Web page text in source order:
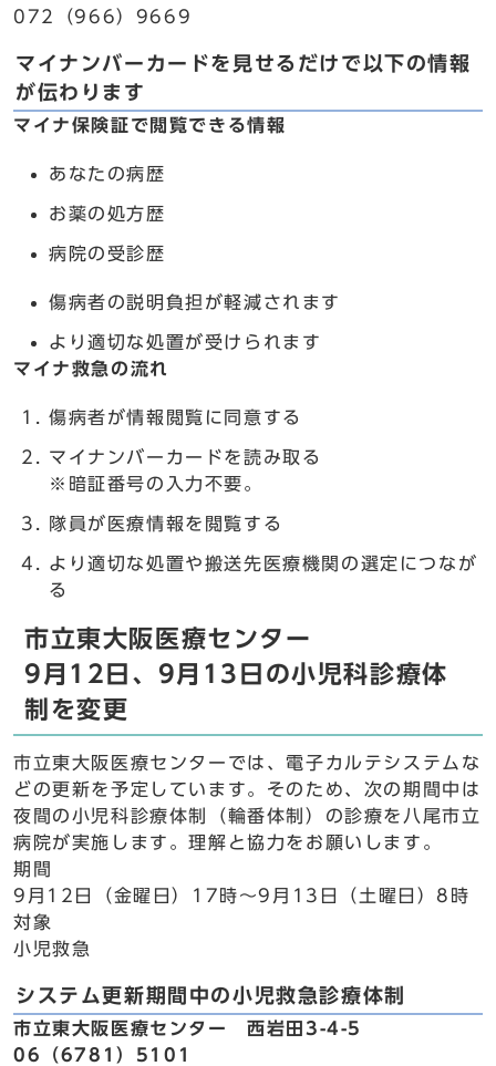
072（966）9669
マイナンバーカードを見せるだけで以下の情報
が伝わります
マイナ保険証で閲覧できる情報
あなたの病歴
お薬の処方歴
病院の受診歴
傷病者の説明負担が軽減されます
より適切な処置が受けられます
マイナ救急の流れ
傷病者が情報閲覧に同意する
マイナンバーカードを読み取る
※暗証番号の入力不要。
隊員が医療情報を閲覧する
より適切な処置や搬送先医療機関の選定につなが
る
市立東大阪医療センター
9月12日、9月13日の小児科診療体
制を変更
市立東大阪医療センターでは、電子カルテシステムな
どの更新を予定しています。そのため、次の期間中は
夜間の小児科診療体制（輪番体制）の診療を八尾市立
病院が実施します。理解と協力をお願いします。
期間
9月12日（金曜日）17時～9月13日（土曜日）8時
対象
小児救急
システム更新期間中の小児救急診療体制
市立東大阪医療センター 西岩田3-4-5
06（6781）5101